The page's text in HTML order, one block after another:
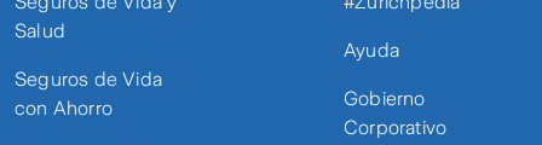
Salud
Seguros de Vida
con Ahorro
Ayuda
Gobierno
Corporativo